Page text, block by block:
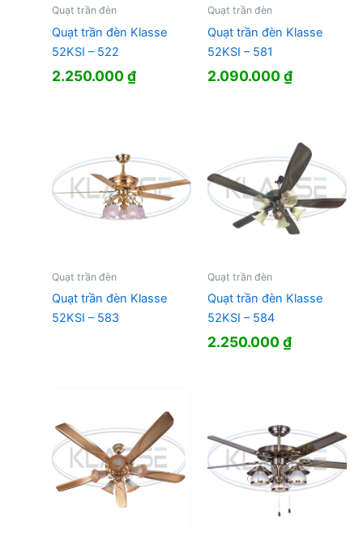
Quạt trần đèn
Quạt trần đèn Klasse
52KSI – 522
2.250.000₫
Quạt trần đèn
Quạt trần đèn Klasse
52KSI – 581
2.090.000₫
Quạt trần đèn
Quạt trần đèn Klasse
52KSI – 583
Quạt trần đèn
Quạt trần đèn Klasse
52KSI – 584
2.250.000₫